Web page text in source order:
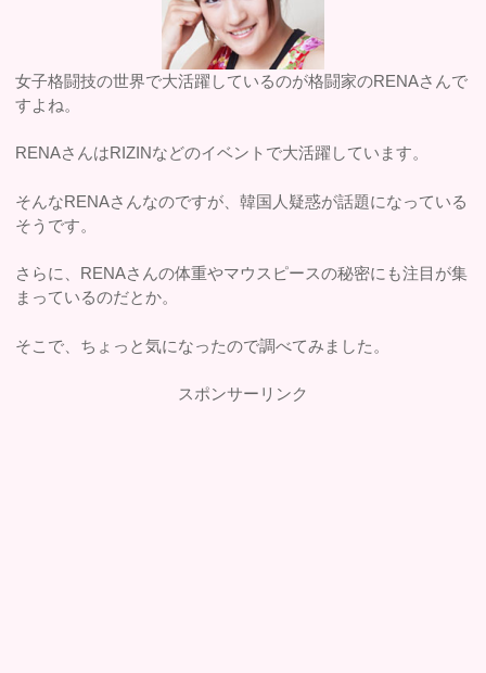
女子格闘技の世界で大活躍しているのが格闘家のRENAさんで
すよね。
RENAさんはRIZINなどのイベントで大活躍しています。
そんなRENAさんなのですが、韓国人疑惑が話題になっている
そうです。
さらに、RENAさんの体重やマウスピースの秘密にも注目が集
まっているのだとか。
そこで、ちょっと気になったので調べてみました。
スポンサーリンク